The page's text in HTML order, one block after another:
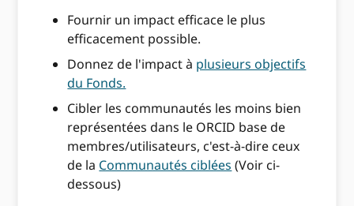
Fournir un impact efficace le plus
efficacement possible.
Donnez de l'impact à plusieurs objectifs
du Fonds.
Cibler les communautés les moins bien
représentées dans le ORCID base de
membres/utilisateurs, c'est-à-dire ceux
de la Communautés ciblées (Voir ci-
dessous)